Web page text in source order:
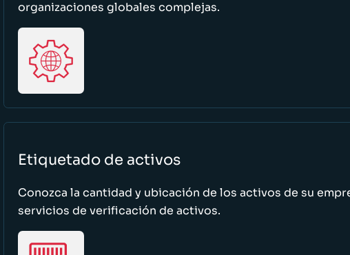
organizaciones globales complejas.
Etiquetado de activos
Conozca la cantidad y ubicación de los activos de su
servicios de verificación de activos.